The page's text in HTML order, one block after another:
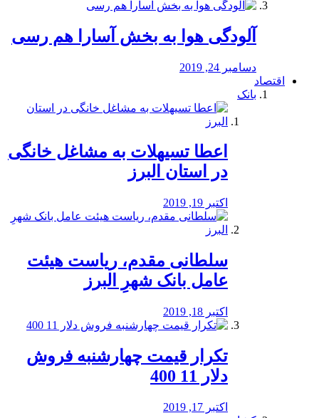
آلودگی هوا به بخش آسارا هم رسی
دسامبر 24, 2019
اقتصاد
بانک
️اعطا تسیهلات به مشاغل خانگی
در استان البرز
اکتبر 19, 2019
سلطانی مقدم، ریاست هیئت
عامل بانک شهرِ البرز
اکتبر 18, 2019
تکرار قیمت چهارشنبه فروش
دلار 11 400
اکتبر 17, 2019